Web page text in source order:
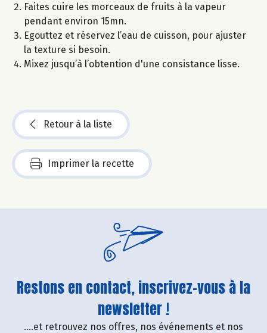
Faites cuire les morceaux de fruits à la vapeur
pendant environ 15mn.
Egouttez et réservez l’eau de cuisson, pour ajuster
la texture si besoin.
Mixez jusqu’à l’obtention d'une consistance lisse.
Retour à la liste
Imprimer la recette
Restons en contact, inscrivez-vous à la
newsletter !
....et retrouvez nos offres, nos événements et nos